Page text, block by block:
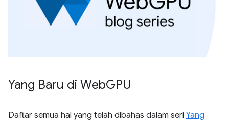
Yang Baru di WebGPU
Daftar semua hal yang telah dibahas dalam seri Yang